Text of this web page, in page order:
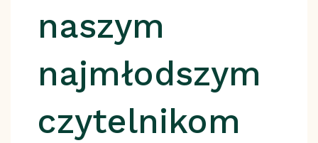
naszym
najmłodszym
czytelnikom